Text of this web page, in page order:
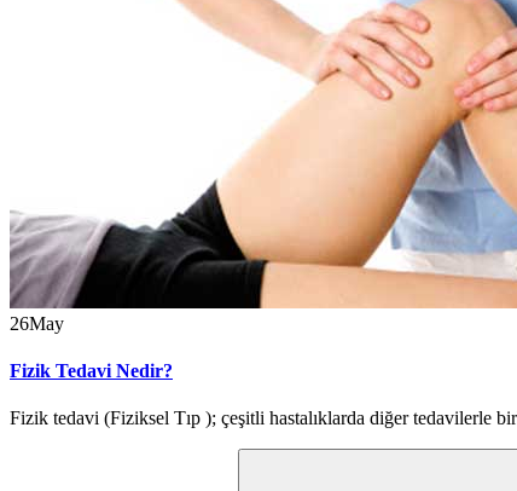
26May
Fizik Tedavi Nedir?
Fizik tedavi (Fiziksel Tıp ); çeşitli hastalıklarda diğer tedavilerle